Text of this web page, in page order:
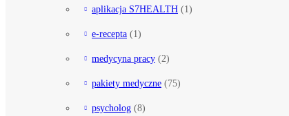
aplikacja S7HEALTH (1)
e-recepta (1)
medycyna pracy (2)
pakiety medyczne (75)
psycholog (8)